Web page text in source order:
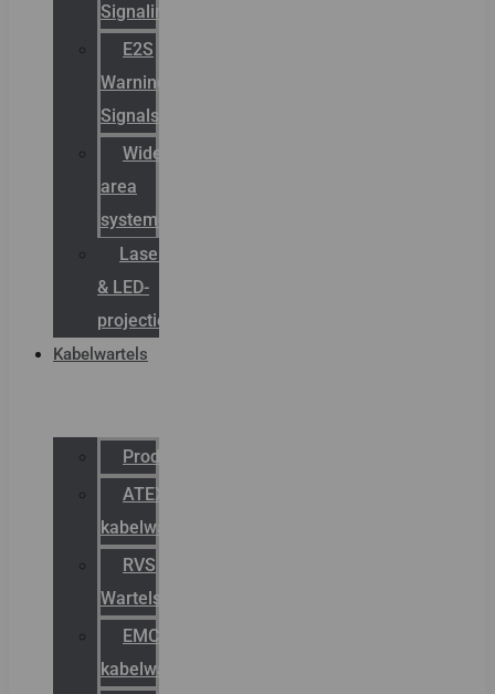
Signaling
E2S
Warning
Signals
Wide
area
systemen
Laserbelijning
& LED-
projectie
Kabelwartels
Productcatalogus
ATEX
kabelwartels
RVS
Wartels
EMC
kabelwartels